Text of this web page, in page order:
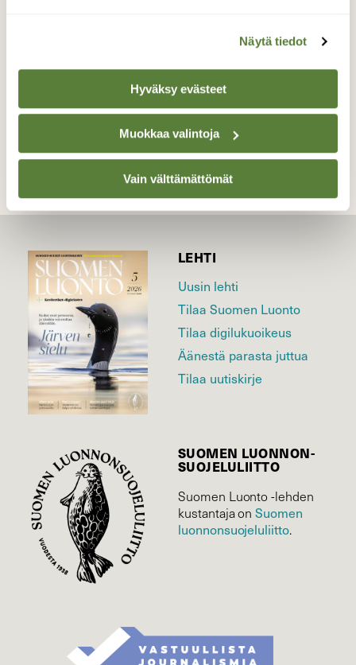
Näytä tiedot
Hyväksy evästeet
Muokkaa valintoja
Vain välttämättömät
Polvijärvi, Pohjois-Karjala tammikuu 2015
TAKAISIN LISTAAN
LEHTI
Uusin lehti
Tilaa Suomen Luonto
Tilaa digilukuoikeus
Äänestä parasta juttua
Tilaa uutiskirje
SUOMEN LUONNON­
SUOJELU­LIITTO
Suomen Luonto -lehden
kustantaja onSuomen
luonnonsuojelu­liitto.